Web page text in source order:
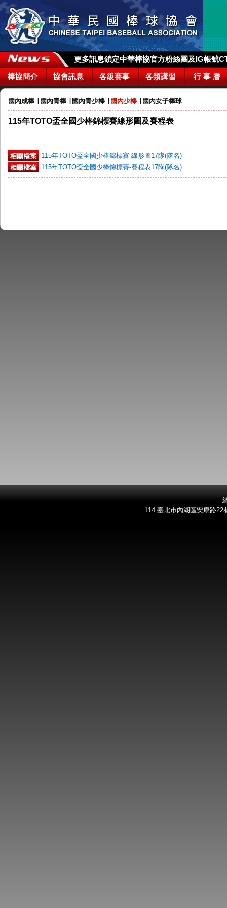
更多訊息鎖定中華棒協官方粉絲團及IG帳號
棒協簡介 協會訊息 各級賽事 各類講習 行 事 曆
國內成棒 國內青棒 國內青少棒 國內少棒 國內女子棒球
115年TOTO盃全國少棒錦標賽線形圖及賽程表
115年TOTO盃全國少棒錦標賽-線形圖17隊(隊名)
115年TOTO盃全國少棒錦標賽-賽程表17隊(隊名)
114 臺北市內湖區安康路22